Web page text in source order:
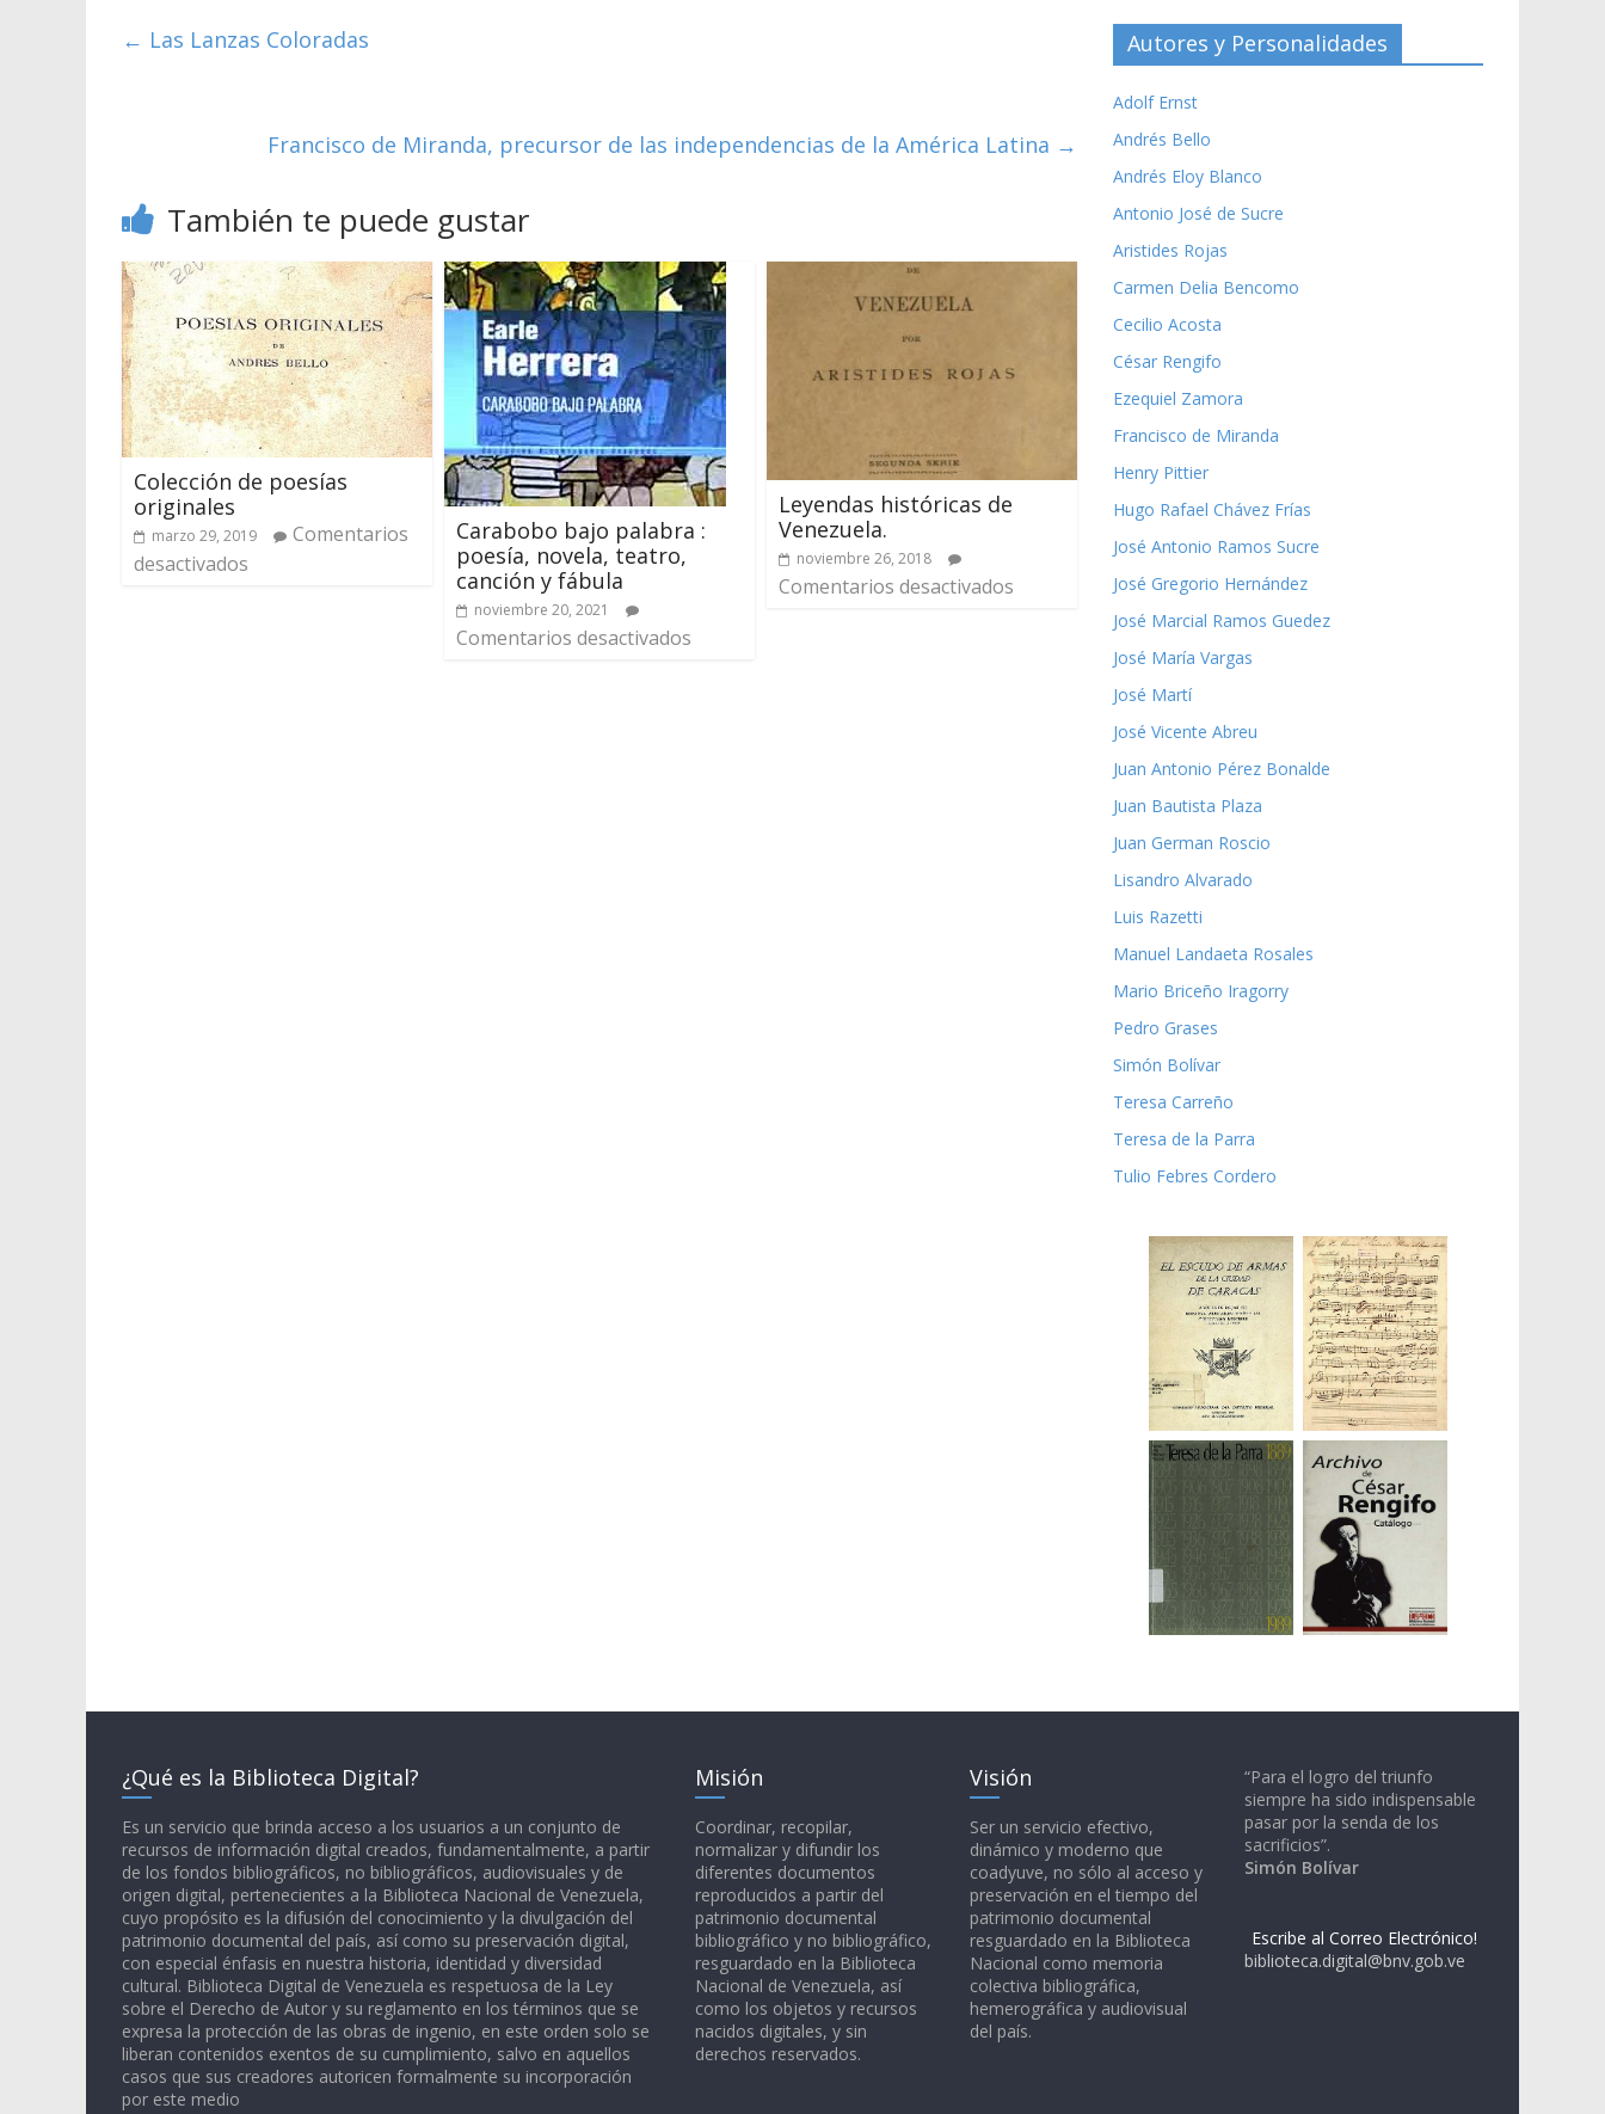
← Las Lanzas Coloradas
Francisco de Miranda, precursor de las independencias de la América Latina →
También te puede gustar
Colección de poesías
originales
marzo 29, 2019
Comentarios
desactivados
Carabobo bajo palabra :
poesía, novela, teatro,
canción y fábula
noviembre 20, 2021
Comentarios desactivados
Leyendas históricas de
Venezuela.
noviembre 26, 2018
Comentarios desactivados
Autores y Personalidades
Adolf Ernst
Andrés Bello
Andrés Eloy Blanco
Antonio José de Sucre
Aristides Rojas
Carmen Delia Bencomo
Cecilio Acosta
César Rengifo
Ezequiel Zamora
Francisco de Miranda
Henry Pittier
Hugo Rafael Chávez Frías
José Antonio Ramos Sucre
José Gregorio Hernández
José Marcial Ramos Guedez
José María Vargas
José Martí
José Vicente Abreu
Juan Antonio Pérez Bonalde
Juan Bautista Plaza
Juan German Roscio
Lisandro Alvarado
Luis Razetti
Manuel Landaeta Rosales
Mario Briceño Iragorry
Pedro Grases
Simón Bolívar
Teresa Carreño
Teresa de la Parra
Tulio Febres Cordero
¿Qué es la Biblioteca Digital?
Es un servicio que brinda acceso a los usuarios a un conjunto de
recursos de información digital creados, fundamentalmente, a partir
de los fondos bibliográficos, no bibliográficos, audiovisuales y de
origen digital, pertenecientes a la Biblioteca Nacional de Venezuela,
cuyo propósito es la difusión del conocimiento y la divulgación del
patrimonio documental del país, así como su preservación digital,
con especial énfasis en nuestra historia, identidad y diversidad
cultural. Biblioteca Digital de Venezuela es respetuosa de la Ley
sobre el Derecho de Autor y su reglamento en los términos que se
expresa la protección de las obras de ingenio, en este orden solo se
liberan contenidos exentos de su cumplimiento, salvo en aquellos
casos que sus creadores autoricen formalmente su incorporación
por este medio
Misión
Coordinar, recopilar,
normalizar y difundir los
diferentes documentos
reproducidos a partir del
patrimonio documental
bibliográfico y no bibliográfico,
resguardado en la Biblioteca
Nacional de Venezuela, así
como los objetos y recursos
nacidos digitales, y sin
derechos reservados.
Visión
Ser un servicio efectivo,
dinámico y moderno que
coadyuve, no sólo al acceso y
preservación en el tiempo del
patrimonio documental
resguardado en la Biblioteca
Nacional como memoria
colectiva bibliográfica,
hemerográfica y audiovisual
del país.
“Para el logro del triunfo
siempre ha sido indispensable
pasar por la senda de los
sacrificios”.
Simón Bolívar
Escribe al Correo Electrónico!
biblioteca.digital@bnv.gob.ve